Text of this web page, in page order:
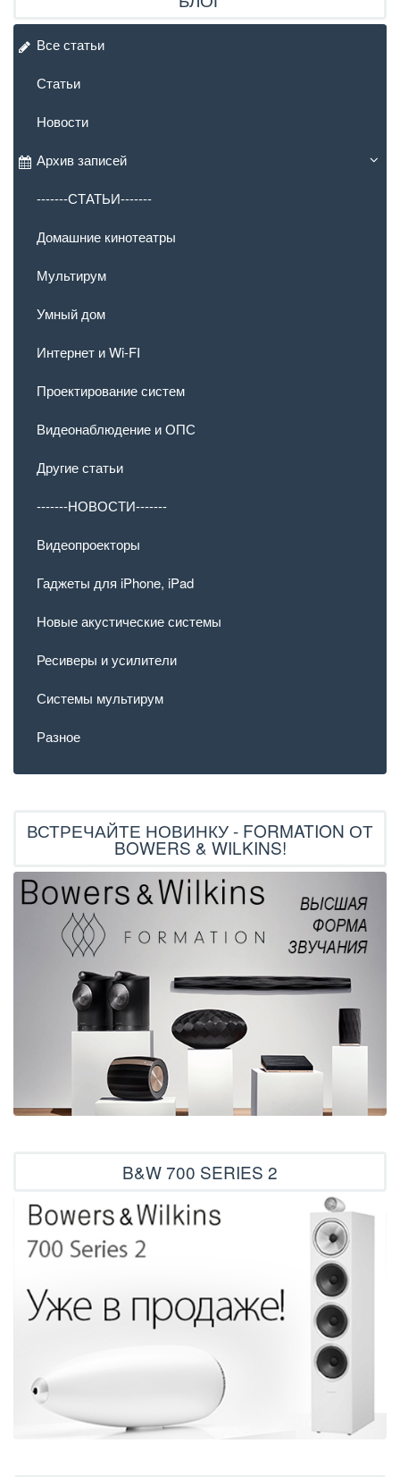
Все статьи
Статьи
Новости
Архив записей
-------СТАТЬИ-------
Домашние кинотеатры
Мультирум
Умный дом
Интернет и Wi-FI
Проектирование систем
Видеонаблюдение и ОПС
Другие статьи
-------НОВОСТИ-------
Видеопроекторы
Гаджеты для iPhone, iPad
Новые акустические системы
Ресиверы и усилители
Системы мультирум
Разное
ВСТРЕЧАЙТЕ НОВИНКУ - FORMATION ОТ
BOWERS & WILKINS!
B&W 700 SERIES 2